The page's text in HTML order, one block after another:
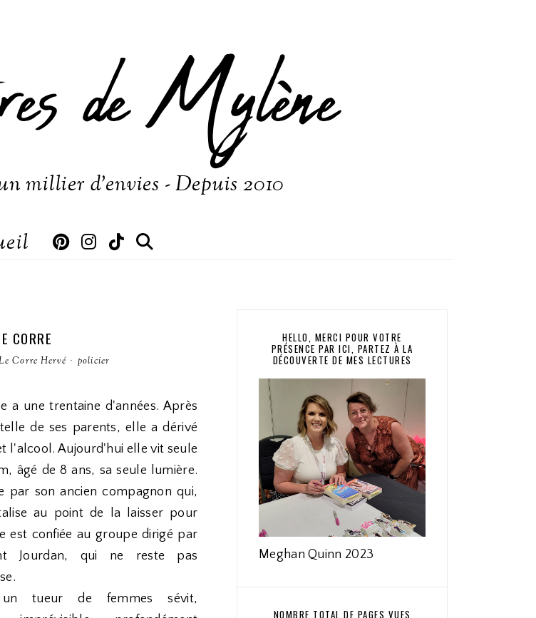
de Mylène
millier d'envies - Depuis 2010
CORRE
Corre Hervé · policier
a une trentaine d'années. Après
de ses parents, elle a dérivé
l'alcool. Aujourd'hui elle vit seule
âgé de 8 ans, sa seule lumière.
par son ancien compagnon qui,
au point de la laisser pour
est confiée au groupe dirigé par
Jourdan, qui ne reste pas
un tueur de femmes sévit,
HELLO, MERCI POUR VOTRE
PRÉSENCE PAR ICI, PARTEZ À LA
DÉCOUVERTE DE MES LECTURES
Meghan Quinn 2023
NOMBRE TOTAL DE PAGES VUES